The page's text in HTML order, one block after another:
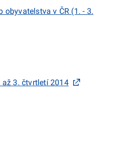
obyvatelstva v ČR (1. - 3.
3. čtvrtletí 2014